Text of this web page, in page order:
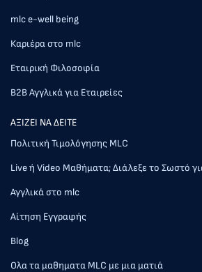
mlc e-well being
Καριέρα στο mlc
Εταιρική Φιλοσοφία
Β2Β Αγγλικά για Εταιρείες
AΞΙΖΕΙ ΝΑ ΔΕΙΤΕ
Πολιτική Τιμολόγησης MLC
Live ή Video Μαθήματα; Διάλεξε το Σωστό
Αγγλικά στο mlc
Αίτηση Εγγραφής
Blog
Ολα τα μαθηματα MLC με μια ματιά